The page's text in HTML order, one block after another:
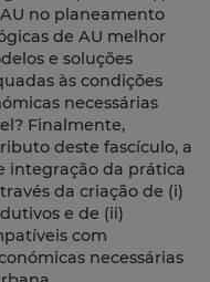
no planeamento
de AU melhor
e soluções
às condições
necessárias
Finalmente,
deste fascículo, a
integração da prática
da criação de (i)
e de (ii)
com
necessárias